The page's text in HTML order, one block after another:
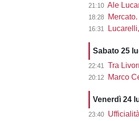
21:10 Ale
18:28
16:31 Lucarelli,
Sabato 25
22:41 Tra
20:12 Marco
Venerdì 24
23:40